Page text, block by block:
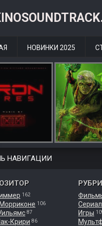
НОВИНКИ 2025
НАВИГАЦИИ
162
106
87
Крири 86
Игры